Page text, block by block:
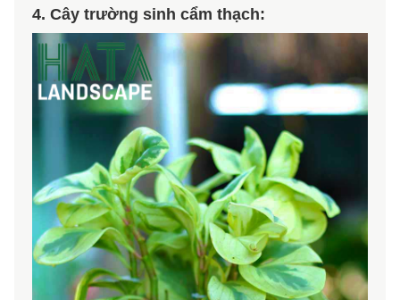
4. Cây trường sinh cẩm thạch: